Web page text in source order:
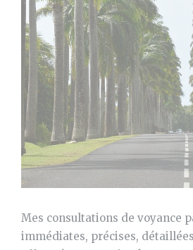
Mes consultations de voyance
immédiates, précises,